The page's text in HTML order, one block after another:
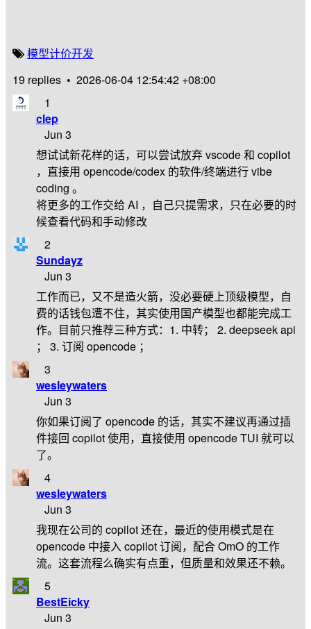
模型计价开发
19 replies • 2026-06-04 12:54:42 +08:00
1
clep
Jun 3
想试试新花样的话，可以尝试放弃 vscode 和 copilot
，直接用 opencode/codex 的软件/终端进行 vibe
coding 。
将更多的工作交给 AI ，自己只提需求，只在必要的时
候查看代码和手动修改
2
Sundayz
Jun 3
工作而已，又不是造火箭，没必要硬上顶级模型，自
费的话钱包遭不住，其实使用国产模型也都能完成工
作。目前只推荐三种方式：1. 中转； 2. deepseek api
； 3. 订阅 opencode ；
3
wesleywaters
Jun 3
你如果订阅了 opencode 的话，其实不建议再通过插
件接回 copilot 使用，直接使用 opencode TUI 就可以
了。
4
wesleywaters
Jun 3
我现在公司的 copilot 还在，最近的使用模式是在
opencode 中接入 copilot 订阅，配合 OmO 的工作
流。这套流程么确实有点重，但质量和效果还不赖。
5
BestEicky
Jun 3